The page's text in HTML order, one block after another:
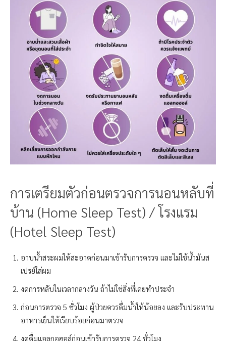
การเตรียมตัวก่อนตรวจการนอนหลับที่
บ้าน (Home Sleep Test) / โรงแรม
(Hotel Sleep Test)
อาบน้ำสระผมให้สะอาดก่อนมาเข้ารับการตรวจ และไม่ใช้น้ำมันส
เปรย์ใส่ผม
งดการหลับในเวลากลางวัน ถ้าไม่ใช่สิ่งที่เคยทำประจำ
ก่อนการตรวจ 5 ชั่วโมง ผู้ป่วยควรดื่มน้ำให้น้อยลง และรับประทาน
อาหารเย็นให้เรียบร้อยก่อนมาตรวจ
งดดื่มแอลกอฮอล์ก่อนเข้ารับการตรวจ 24 ชั่วโมง